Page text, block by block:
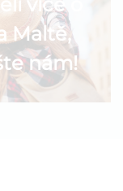
Maltě,
nám!